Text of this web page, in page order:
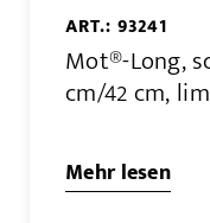
ART.: 93241
Mot®-Long,
cm/42 cm,
Mehr lesen